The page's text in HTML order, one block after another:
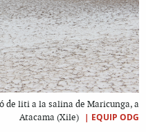
de liti a la salina de Maricunga, a
Atacama (Xile)
| EQUIP ODG